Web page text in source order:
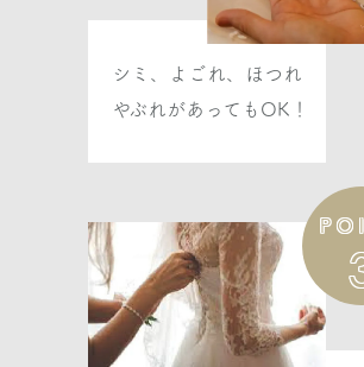
オクサーナムハ
オクサーナムハ
ASTERIA-1 アステリア-1
シミ、よごれ、ほつれ
やぶれがあってもOK！